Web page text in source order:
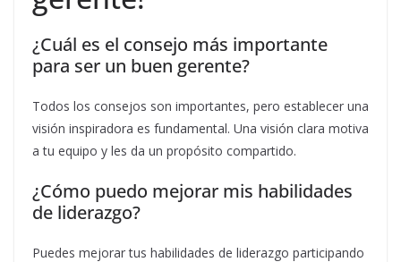
¿Cuál es el consejo más importante
para ser un buen gerente?
Todos los consejos son importantes, pero establecer una
visión inspiradora es fundamental. Una visión clara motiva
a tu equipo y les da un propósito compartido.
¿Cómo puedo mejorar mis habilidades
de liderazgo?
Puedes mejorar tus habilidades de liderazgo participando